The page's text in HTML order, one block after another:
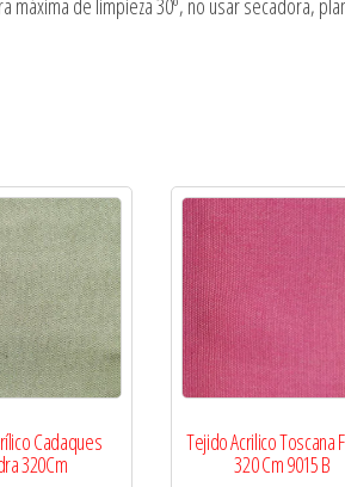
máxima de limpieza 30º, no usar secadora,
Cadaques
320Cm
Tejido Acrilico Toscana
320 Cm 9015 B